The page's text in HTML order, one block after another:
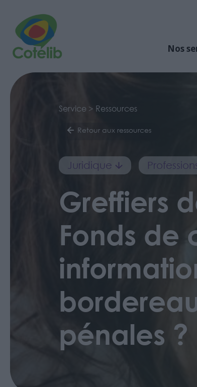
Nos
Service > Ressources
Retour aux ressources
Juridique
Greffiers
Fonds de
pénales ?